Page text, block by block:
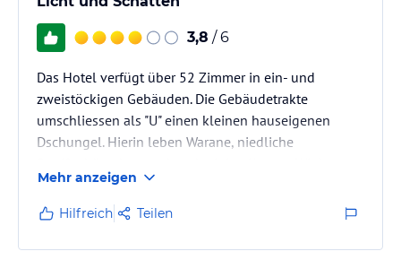
3,8 / 6
Das Hotel verfügt über 52 Zimmer in ein- und
zweistöckigen Gebäuden. Die Gebäudetrakte
umschliessen als "U" einen kleinen hauseigenen
Dschungel. Hierin leben Warane, niedliche
All-inclusive gebucht und waren froh darüber, weil es
in der Umgebung keine Alternativen zum Einkehren,
weder Restaurant noch Bar, gegeben hätte.
Mehr anzeigen
Hilfreich Teilen